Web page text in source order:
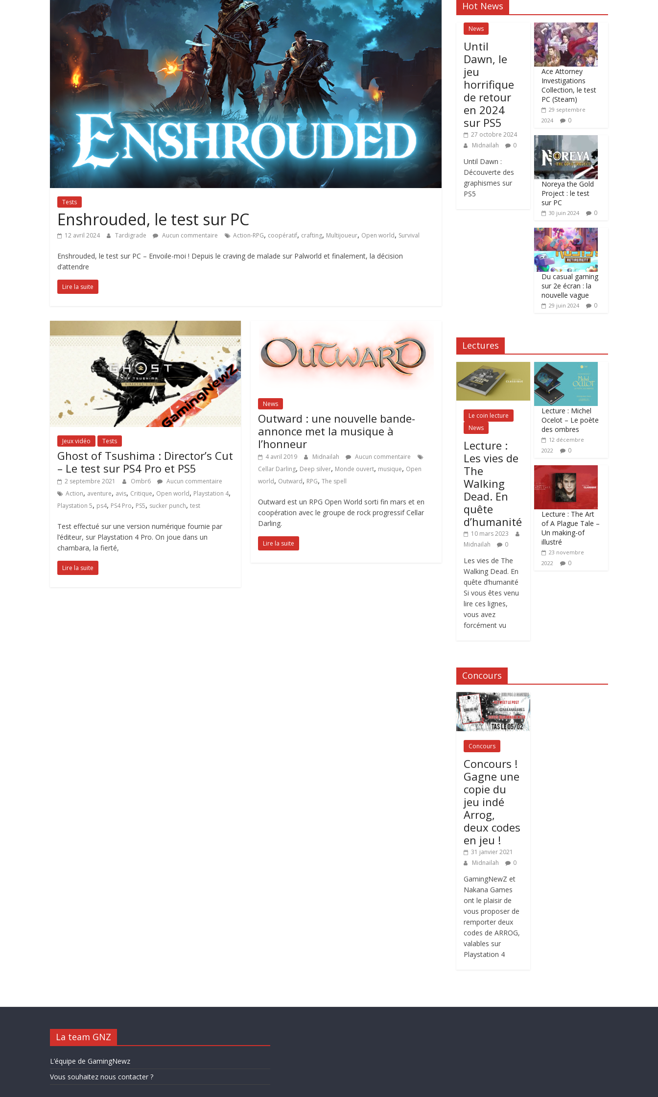
Tests
Enshrouded, le test sur PC
12 avril 2024 Tardigrade Aucun commentaire Action-RPG, coopératif, crafting, Multijoueur, Open world, Survival
Enshrouded, le test sur PC – Envoile-moi ! Depuis le craving de malade sur Palworld et finalement, la décision
d’attendre
Lire la suite
Jeux vidéo Tests
Ghost of Tsushima : Director’s Cut
– Le test sur PS4 Pro et PS5
2 septembre 2021 Ombr6
Aucun commentaire
Action, aventure, avis, Critique, Open world, Playstation 4,
Playstation 5, ps4, PS4 Pro, PS5, sucker punch, test
Test effectué sur une version numérique fournie par
l’éditeur, sur Playstation 4 Pro. On joue dans un
chambara, la fierté,
Lire la suite
News
Outward : une nouvelle bande-
annonce met la musique à
l’honneur
4 avril 2019 Midnailah
Aucun commentaire
Cellar Darling, Deep silver, Monde ouvert, musique, Open
world, Outward, RPG,The spell
Outward est un RPG Open World sorti fin mars et en
coopération avec le groupe de rock progressif Cellar
Darling.
Lire la suite
Hot News
News
Until
Dawn, le
jeu
horrifique
de retour
en 2024
sur PS5
27 octobre 2024
Midnailah
0
Until Dawn :
Découverte des
graphismes sur
PS5
Ace Attorney
Investigations
Collection, le test
PC (Steam)
29 septembre
2024
0
Noreya the Gold
Project : le test
sur PC
30 juin 2024 0
Du casual gaming
sur 2e écran : la
nouvelle vague
29 juin 2024 0
Lectures
Le coin lecture
News
Lecture :
Les vies de
The
Walking
Dead. En
quête
d’humanité
10 mars 2023
Midnailah
0
Les vies de The
Walking Dead. En
quête d’humanité
Si vous êtes venu
lire ces lignes,
vous avez
forcément vu
Lecture : Michel
Ocelot – Le poète
des ombres
12 décembre
2022
0
Lecture : The Art
of A Plague Tale –
Un making-of
illustré
23 novembre
2022
0
Concours
Concours
Concours !
Gagne une
copie du
jeu indé
Arrog,
deux codes
en jeu !
31 janvier 2021
Midnailah
0
GamingNewZ et
Nakana Games
ont le plaisir de
vous proposer de
remporter deux
codes de ARROG,
valables sur
Playstation 4
La team GNZ
L’équipe de GamingNewz
Vous souhaitez nous contacter ?